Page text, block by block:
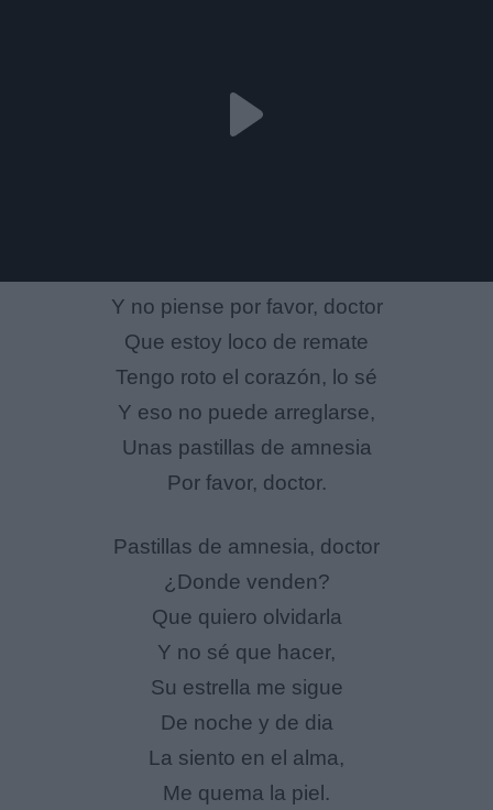
Y no piense por favor, doctor
Que estoy loco de remate
Tengo roto el corazón, lo sé
Y eso no puede arreglarse,
Unas pastillas de amnesia
Por favor, doctor.
Pastillas de amnesia, doctor
¿Donde venden?
Que quiero olvidarla
Y no sé que hacer,
Su estrella me sigue
De noche y de dia
La siento en el alma,
Me quema la piel.